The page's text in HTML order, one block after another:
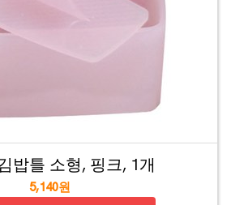
밥틀 소형, 핑크, 1개
5,140원